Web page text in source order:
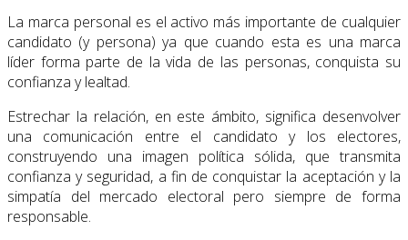
La marca personal es el activo más importante de cualquier
candidato (y persona) ya que cuando esta es una marca
líder forma parte de la vida de las personas, conquista su
confianza y lealtad.
Estrechar la relación, en este ámbito, significa desenvolver
una comunicación entre el candidato y los electores,
construyendo una imagen política sólida, que transmita
confianza y seguridad, a fin de conquistar la aceptación y la
simpatía del mercado electoral pero siempre de forma
responsable.